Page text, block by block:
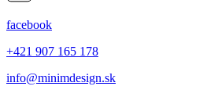
facebook
+421 907 165 178
info@minimdesign.sk